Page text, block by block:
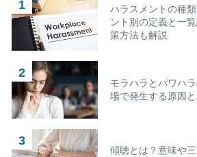
ハラスメントの種
ント別の定義と一
策方法も解説
モラハラとパワハ
場で発生する原因
傾聴とは？意味や